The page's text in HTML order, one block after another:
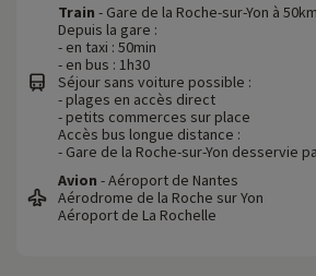
Train - Gare de la Roche-sur-Yon à 50km
Depuis la gare :
- en taxi : 50min
- en bus : 1h30
Séjour sans voiture possible :
- plages en accès direct
- petits commerces sur place
Accès bus longue distance :
- Gare de la Roche-sur-Yon desservie
Avion - Aéroport de Nantes
Aérodrome de la Roche sur Yon
Aéroport de La Rochelle